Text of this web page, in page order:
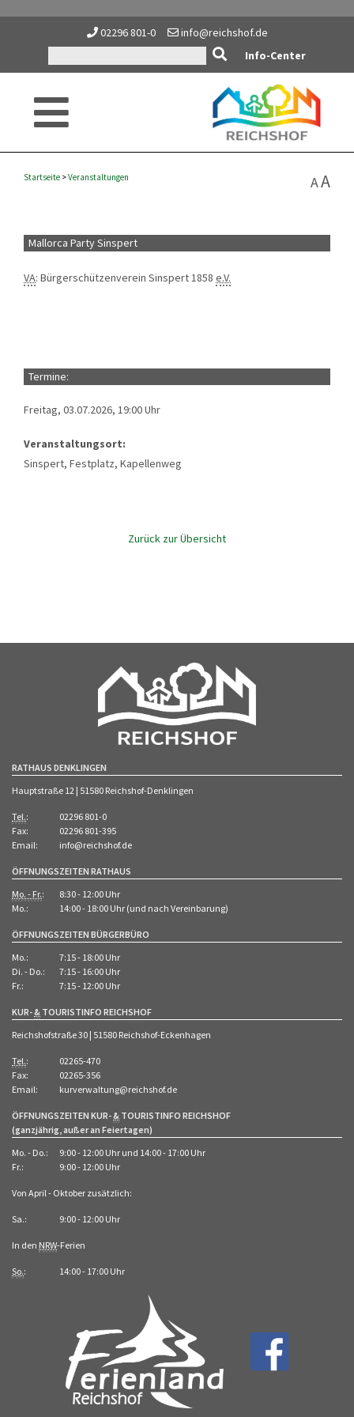
02296 801-0
info@reichshof.de
Info-Center
AA
Startseite >Veranstaltungen
Mallorca Party Sinspert
VA: Bürgerschützenverein Sinspert 1858 e.V.
Termine:
Freitag, 03.07.2026, 19:00 Uhr
Veranstaltungsort:
Sinspert, Festplatz, Kapellenweg
Zurück zur Übersicht
RATHAUS DENKLINGEN
Hauptstraße 12 | 51580 Reichshof-Denklingen
Tel.:
02296 801-0
Fax:
02296 801-395
Email:
info@reichshof.de
ÖFFNUNGSZEITEN RATHAUS
Mo. - Fr.:
8:30 - 12:00 Uhr
Mo.:
14:00 - 18:00 Uhr (und nach Vereinbarung)
ÖFFNUNGSZEITEN BÜRGERBÜRO
Mo.:
7:15 - 18:00 Uhr
Di. - Do.:
7:15 - 16:00 Uhr
Fr.:
7:15 - 12:00 Uhr
KUR-& TOURISTINFO REICHSHOF
Reichshofstraße 30 | 51580 Reichshof-Eckenhagen
Tel.:
02265-470
Fax:
02265-356
Email:
kurverwaltung@reichshof.de
ÖFFNUNGSZEITEN KUR-& TOURISTINFO REICHSHOF
(ganzjährig, außer an Feiertagen)
Mo. - Do.:
9:00 - 12:00 Uhr und 14:00 - 17:00 Uhr
Fr.:
9:00 - 12:00 Uhr
Von April - Oktober zusätzlich:
Sa.: 9:00 - 12:00 Uhr
In den NRW-Ferien
So.: 14:00 - 17:00 Uhr